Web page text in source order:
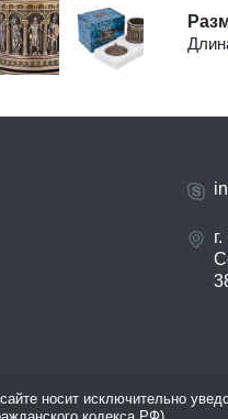
носит исключительно